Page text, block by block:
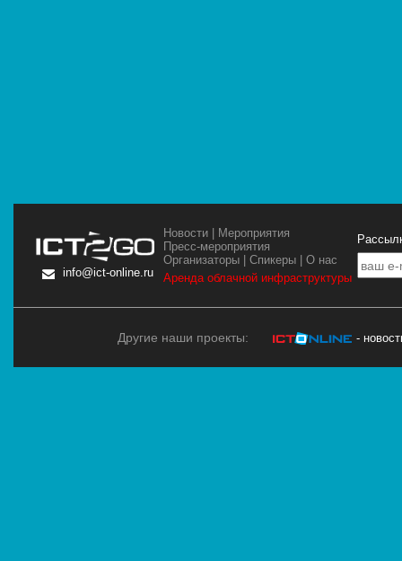
info@ict-online.ru
Новости
Мероприятия
Пресс-мероприятия
Организаторы |Спикеры |О нас
Аренда облачной инфраструктуры
Другие наши проекты: -